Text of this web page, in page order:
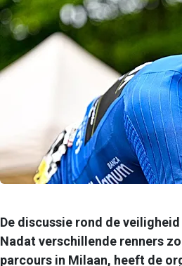
De discussie rond de
Nadat verschillende renners
parcours in Milaan, heeft de